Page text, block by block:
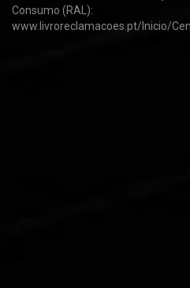
Consumo (RAL):
www.livroreclamacoes.pt/Inicio/